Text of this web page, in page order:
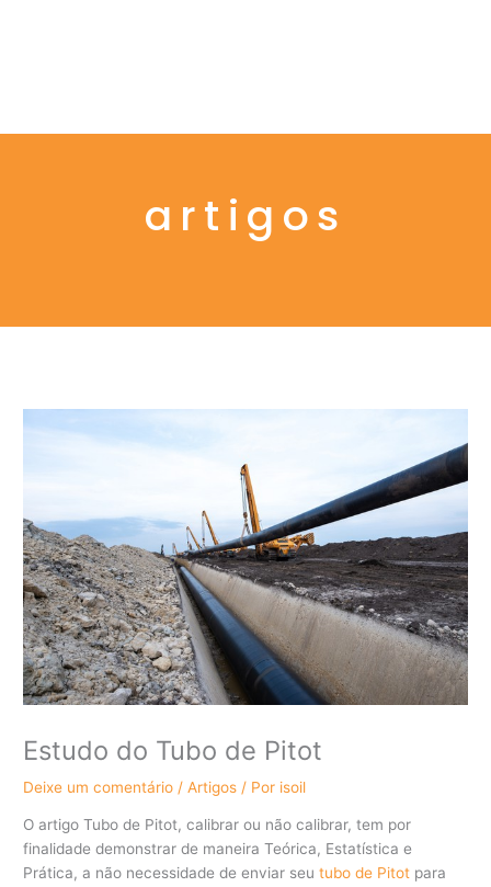
artigos
Estudo do Tubo de Pitot
Deixe um comentário /Artigos / Por isoil
O artigo Tubo de Pitot, calibrar ou não calibrar, tem por
finalidade demonstrar de maneira Teórica, Estatística e
Prática, a não necessidade de enviar seutubo de Pitot para